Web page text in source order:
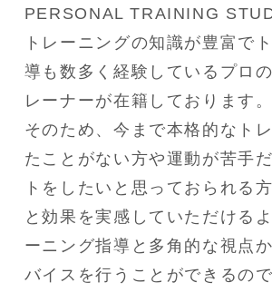
PERSONAL TRAINING
トレーニングの知識が豊富で
導も数多く経験しているプロ
レーナーが在籍しております。
そのため、今まで本格的なト
たことがない方や運動が苦手
トをしたいと思っておられる
と効果を実感していただける
ーニング指導と多角的な視点
バイスを行うことができるので